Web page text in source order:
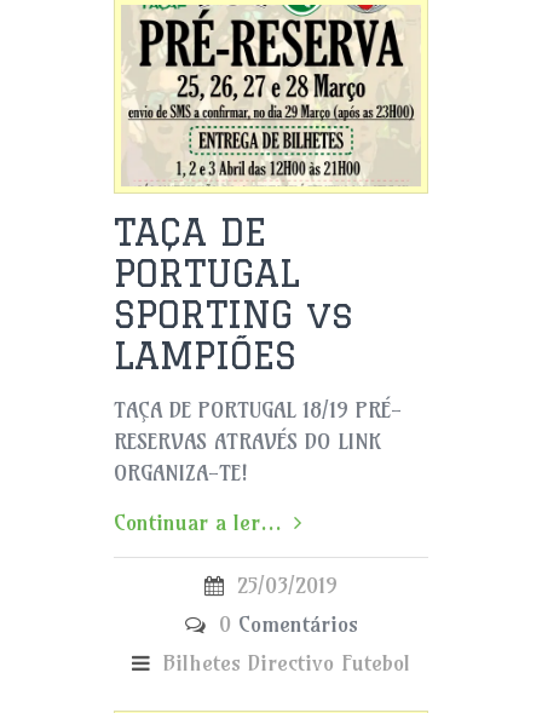
TAÇA DE
PORTUGAL
SPORTING vs
LAMPIÕES
TAÇA DE PORTUGAL 18/19 PRÉ-
RESERVAS ATRAVÉS DO LINK
ORGANIZA-TE!
Continuar a ler...
25/03/2019
0 Comentários
Bilhetes Directivo Futebol